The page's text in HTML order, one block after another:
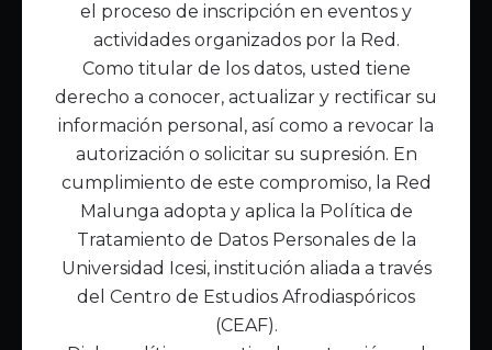
Enlaces de interés
Publicaciones
Noticias
Contáctanos
Política de Tratamiento de Datos
el proceso de inscripción en eventos y
actividades organizados por la Red.
Como titular de los datos, usted tiene
derecho a conocer, actualizar y rectificar su
información personal, así como a revocar la
autorización o solicitar su supresión. En
cumplimiento de este compromiso, la Red
Malunga adopta y aplica la Política de
Tratamiento de Datos Personales de la
Universidad Icesi, institución aliada a través
del Centro de Estudios Afrodiaspóricos
(CEAF).